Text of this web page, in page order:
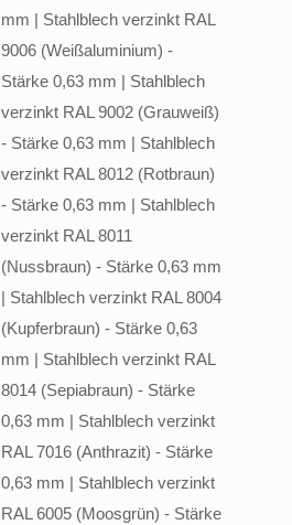
mm | Stahlblech verzinkt RAL
9006 (Weißaluminium) -
Stärke 0,63 mm | Stahlblech
verzinkt RAL 9002 (Grauweiß)
- Stärke 0,63 mm | Stahlblech
verzinkt RAL 8012 (Rotbraun)
- Stärke 0,63 mm | Stahlblech
verzinkt RAL 8011
(Nussbraun) - Stärke 0,63 mm
| Stahlblech verzinkt RAL 8004
(Kupferbraun) - Stärke 0,63
mm | Stahlblech verzinkt RAL
8014 (Sepiabraun) - Stärke
0,63 mm | Stahlblech verzinkt
RAL 7016 (Anthrazit) - Stärke
0,63 mm | Stahlblech verzinkt
RAL 6005 (Moosgrün) - Stärke